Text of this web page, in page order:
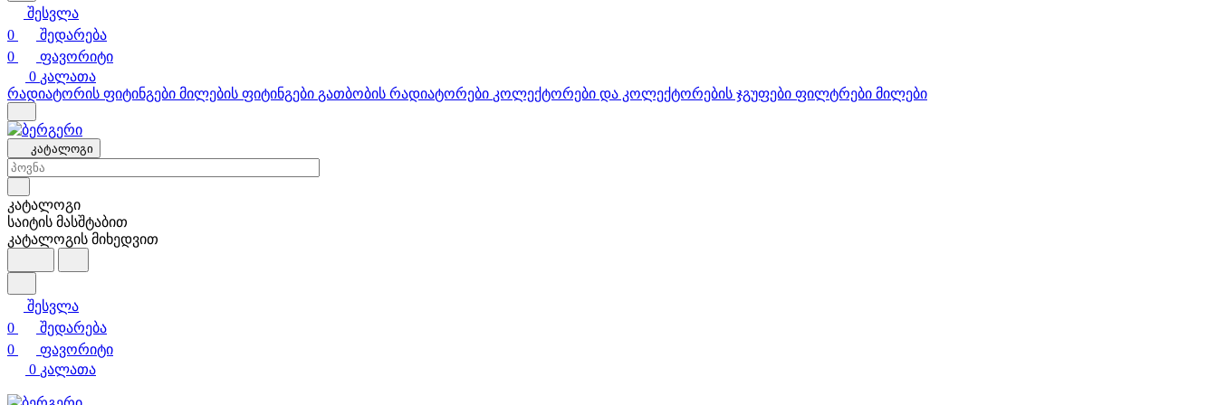
შესვლა
0
შედარება
0
ფავორიტი
0 კალათა
რადიატორის ფიტინგები მილების ფიტინგები გათბობის რადიატორები კოლექტორები და კოლექტორების ჯგუფები ფილტრები მილები
კატალოგი
კატალოგი
საიტის მასშტაბით
კატალოგის მიხედვით
შესვლა
0
შედარება
0
ფავორიტი
0 კალათა